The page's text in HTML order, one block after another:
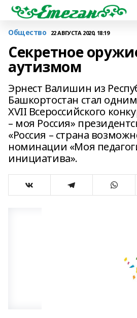
Общество 22 АВГУСТА 2020, 18:19
Секретное
аутизмом
Эрнест Валишин из
Башкортостан стал
XVII Всероссийского
– моя Россия»
«Россия – страна
номинации «Моя
инициатива».